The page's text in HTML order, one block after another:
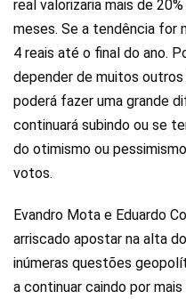
real valorizaria mais de
meses. Se a tendência for
4 reais até o final do ano.
depender de muitos
poderá fazer uma grande
continuará subindo ou se
do otimismo ou
votos.
Evandro Mota e Eduardo
arriscado apostar na alta
inúmeras questões
a continuar caindo por